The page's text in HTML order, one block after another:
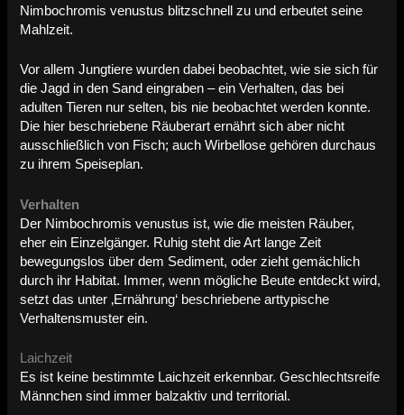
Nimbochromis venustus blitzschnell zu und erbeutet seine
Mahlzeit.
Vor allem Jungtiere wurden dabei beobachtet, wie sie sich für
die Jagd in den Sand eingraben – ein Verhalten, das bei
adulten Tieren nur selten, bis nie beobachtet werden konnte.
Die hier beschriebene Räuberart ernährt sich aber nicht
ausschließlich von Fisch; auch Wirbellose gehören durchaus
zu ihrem Speiseplan.
Verhalten
Der Nimbochromis venustus ist, wie die meisten Räuber,
eher ein Einzelgänger. Ruhig steht die Art lange Zeit
bewegungslos über dem Sediment, oder zieht gemächlich
durch ihr Habitat. Immer, wenn mögliche Beute entdeckt wird,
setzt das unter ‚Ernährung‘ beschriebene arttypische
Verhaltensmuster ein.
Laichzeit
Es ist keine bestimmte Laichzeit erkennbar. Geschlechtsreife
Männchen sind immer balzaktiv und territorial.